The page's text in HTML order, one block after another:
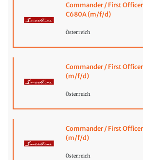
Commander / First
C680A (m/f/d)
Österreich
Commander / First Officer
(m/f/d)
Österreich
Commander / First Officer
(m/f/d)
Österreich